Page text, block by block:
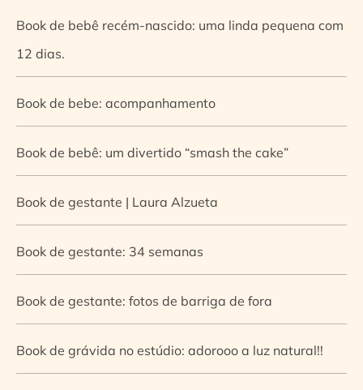
Book de bebê recém-nascido: uma linda pequena com
12 dias.
Book de bebe: acompanhamento
Book de bebê: um divertido “smash the cake”
Book de gestante | Laura Alzueta
Book de gestante: 34 semanas
Book de gestante: fotos de barriga de fora
Book de grávida no estúdio: adorooo a luz natural!!